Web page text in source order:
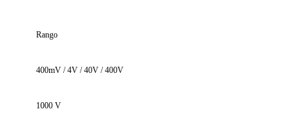
Rango
400mV / 4V / 40V / 400V
1000 V